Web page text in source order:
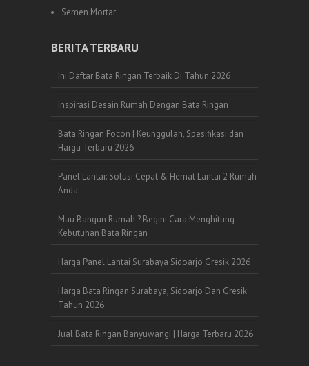
Semen Mortar
BERITA TERBARU
Ini Daftar Bata Ringan Terbaik Di Tahun 2026
Inspirasi Desain Rumah Dengan Bata Ringan
Bata Ringan Focon | Keunggulan, Spesifikasi dan
Harga Terbaru 2026
Panel Lantai: Solusi Cepat & Hemat Lantai 2 Rumah
Anda
Mau Bangun Rumah ? Begini Cara Menghitung
Kebutuhan Bata Ringan
Harga Panel Lantai Surabaya Sidoarjo Gresik 2026
Harga Bata Ringan Surabaya, Sidoarjo Dan Gresik
Tahun 2026
Jual Bata Ringan Banyuwangi | Harga Terbaru 2026